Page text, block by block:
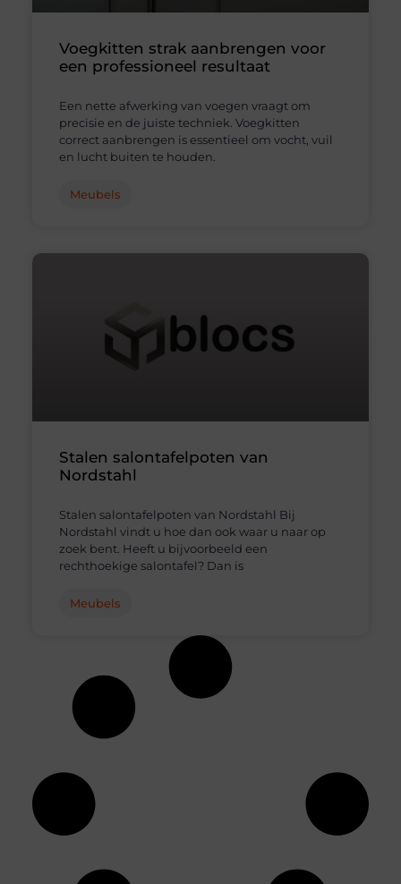
Voegkitten strak aanbrengen voor
een professioneel resultaat
Een nette afwerking van voegen vraagt om
precisie en de juiste techniek. Voegkitten
correct aanbrengen is essentieel om vocht, vuil
en lucht buiten te houden.
Meubels
Stalen salontafelpoten van
Nordstahl
Stalen salontafelpoten van Nordstahl Bij
Nordstahl vindt u hoe dan ook waar u naar op
zoek bent. Heeft u bijvoorbeeld een
rechthoekige salontafel? Dan is
Meubels